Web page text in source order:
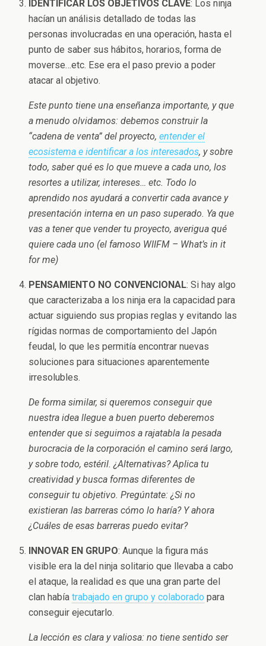
IDENTIFICAR LOS OBJETIVOS CLAVE: Los ninja
hacían un análisis detallado de todas las
personas involucradas en una operación, hasta el
punto de saber sus hábitos, horarios, forma de
moverse…etc. Ese era el paso previo a poder
atacar al objetivo.
Este punto tiene una enseñanza importante, y que
a menudo olvidamos: debemos construir la
“cadena de venta” del proyecto,entender el
ecosistema e identificar a los interesados, y sobre
todo, saber qué es lo que mueve a cada uno, los
resortes a utilizar, intereses… etc. Todo lo
aprendido nos ayudará a convertir cada avance y
presentación interna en un paso superado. Ya que
vas a tener que vender tu proyecto, averigua qué
quiere cada uno (el famoso WIIFM – What’s in it
for me)
PENSAMIENTO NO CONVENCIONAL: Si hay algo
que caracterizaba a los ninja era la capacidad para
actuar siguiendo sus propias reglas y evitando las
rígidas normas de comportamiento del Japón
feudal, lo que les permitía encontrar nuevas
soluciones para situaciones aparentemente
irresolubles.
De forma similar, si queremos conseguir que
nuestra idea llegue a buen puerto deberemos
entender que si seguimos a rajatabla la pesada
burocracia de la corporación el camino será largo,
y sobre todo, estéril. ¿Alternativas? Aplica tu
creatividad y busca formas diferentes de
conseguir tu objetivo. Pregúntate: ¿Si no
existieran las barreras cómo lo haría? Y ahora
¿Cuáles de esas barreras puedo evitar?
INNOVAR EN GRUPO: Aunque la figura más
visible era la del ninja solitario que llevaba a cabo
el ataque, la realidad es que una gran parte del
clan habíatrabajado en grupo y colaborado para
conseguir ejecutarlo.
La lección es clara y valiosa: no tiene sentido ser